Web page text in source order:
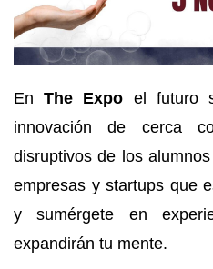
En​The Expo el futuro
innovación de cerca
disruptivos de los
empresas y startups que
y sumérgete en
expandirán tu mente.